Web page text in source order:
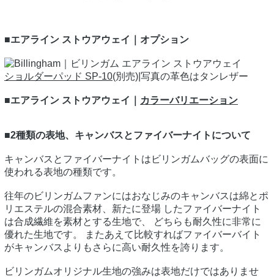
■エアライン ストウアウェイ｜オプション
ショルダーパッド SP-10(別売)|写真の革色はタンレザー
■エアライン ストウアウェイ｜ カラーバリエーション
■2種類の表地、キャンバスとファイバーナイトについて
キャンバスとファイバーナイトはビリンガムバッグの表面に
使われる表地の種類です。
往年のビリンガムファンにはおなじみのキャンバスは綿とポ
リエステルの混合素材、新たに登場 したファイバーナイト
は合成繊維を素材とする生地で、 どちらも耐久性に非常に
優れた生地です。 またあえて比較すればファイバーバイト
がキャンバスよりもさらに高い耐久性を誇ります。
ビリンガムオリジナル生地の強みは表地だけではありませ